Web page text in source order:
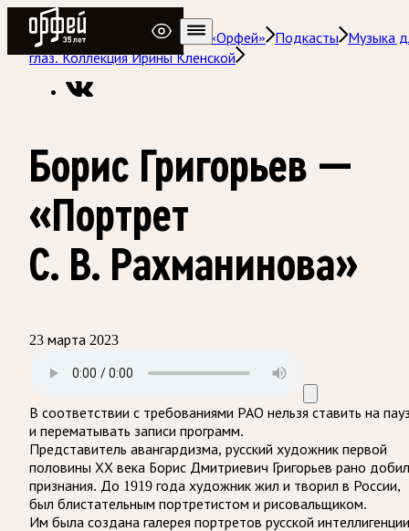
Радио Орфей
Радио классической музыки «Орфей»
Подкасты
Музыка
глаз. Коллекция Ирины Кленской
Борис Григорьев —
«Портрет
С. В. Рахманинова»
23 марта 2023
В соответствии с требованиями РАО нельзя ставить на
и перематывать записи программ.
Представитель авангардизма, русский художник первой
половины ХХ века Борис Дмитриевич Григорьев рано
признания. До 1919 года художник жил и творил в России,
был блистательным портретистом и рисовальщиком.
Им была создана галерея портретов русской